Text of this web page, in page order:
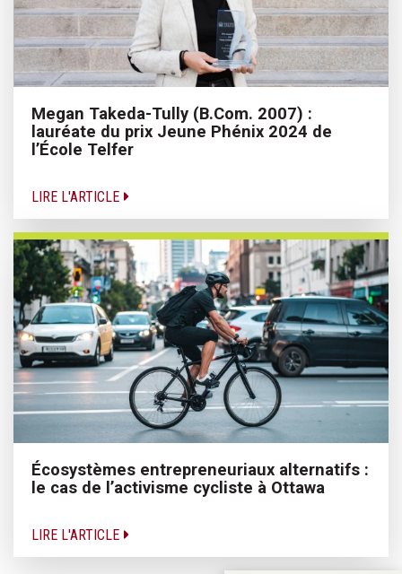
Megan Takeda-Tully (B.Com. 2007) :
lauréate du prix Jeune Phénix 2024 de
l’École Telfer
LIRE L'ARTICLE
Écosystèmes entrepreneuriaux alternatifs :
le cas de l’activisme cycliste à Ottawa
LIRE L'ARTICLE